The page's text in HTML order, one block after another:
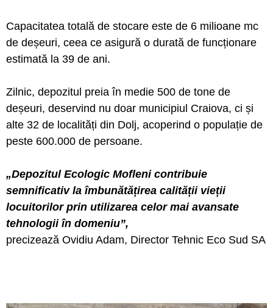
Capacitatea totală de stocare este de 6 milioane mc
de deșeuri, ceea ce asigură o durată de funcționare
estimată la 39 de ani.
Zilnic, depozitul preia în medie 500 de tone de
deșeuri, deservind nu doar municipiul Craiova, ci și
alte 32 de localități din Dolj, acoperind o populație de
peste 600.000 de persoane.
„Depozitul Ecologic Mofleni contribuie
semnificativ la îmbunătățirea calității vieții
locuitorilor prin utilizarea celor mai avansate
tehnologii în domeniu”,
precizează Ovidiu Adam, Director Tehnic Eco Sud SA